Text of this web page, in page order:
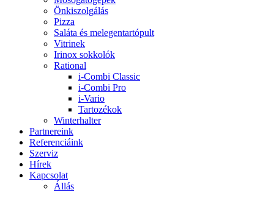
Önkiszolgálás
Pizza
Saláta és melegentartópult
Vitrinek
Irinox sokkolók
Rational
i-Combi Classic
i-Combi Pro
i-Vario
Tartozékok
Winterhalter
Partnereink
Referenciáink
Szerviz
Hírek
Kapcsolat
Állás